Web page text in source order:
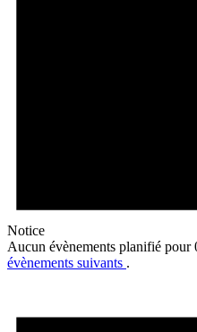
Notice
Aucun évènements planifié pour
évènements suivants .